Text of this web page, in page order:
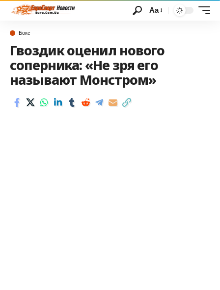
Аа
Бокс
Гвоздик оценил нового
соперника: «Не зря его
называют Монстром»